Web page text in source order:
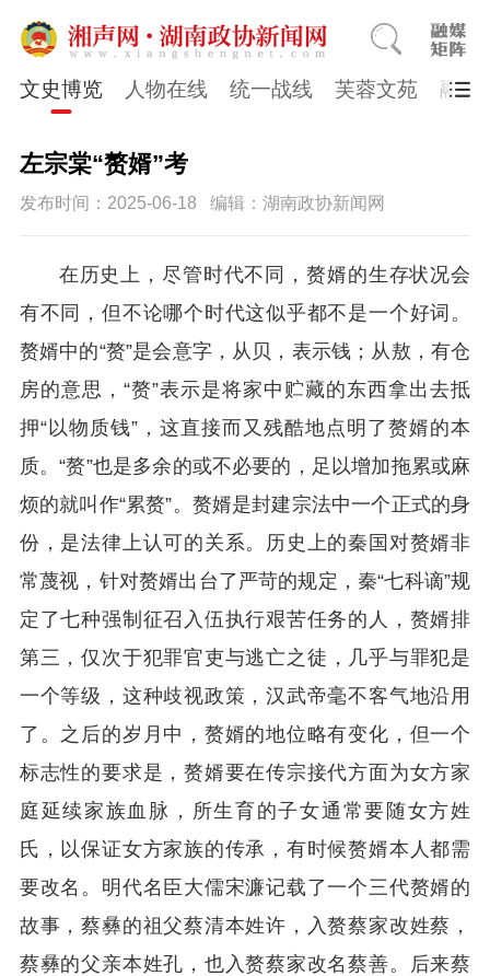
文史博览 人物在线 统一战线 芙蓉文苑 融媒
左宗棠“赘婿”考
发布时间：2025-06-18 编辑：湖南政协新闻网
在历史上，尽管时代不同，赘婿的生存状况会
有不同，但不论哪个时代这似乎都不是一个好词。
赘婿中的“赘”是会意字，从贝，表示钱；从敖，有仓
房的意思， “赘”表示是将家中贮藏的东西拿出去抵
押“以物质钱”， 这直接而又残酷地点明了赘婿的本
质。“赘”也是多余的或不必要的，足以增加拖累或麻
烦的就叫作“累赘”。 赘婿是封建宗法中一个正式的身
份，是法律上认可的关系。历史上的秦国对赘婿非
常蔑视，针对赘婿出台了严苛的规定 ， 秦“七科谪”规
定了七种强制 征召入伍执行艰苦任务的人 ， 赘婿排
第三，仅次于犯罪官吏与逃亡之 徒 ， 几乎与罪犯是
一个等级 ，这种歧视政策，汉武帝毫不客气地沿用
了。之后的岁月中，赘婿的地位略有变化，但一个
标志性的要求是，赘婿要在传宗接代方面为女方家
庭延续家族血脉，所生育的子女通常要随女方姓
氏，以保证女方家族的传承，有时候赘婿本人都需
要改名。明代名臣大儒宋濂记载了一个三代赘婿的
故事，蔡彝的祖父蔡清本姓许，入赘蔡家改姓蔡 ，
蔡彝的父亲本姓孔，也入赘蔡家改名蔡善。后来蔡